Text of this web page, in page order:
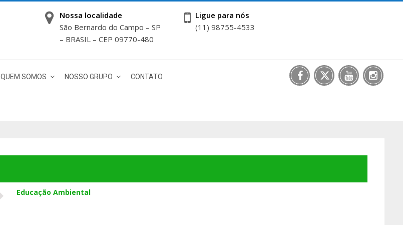
Nossa localidade
São Bernardo do Campo – SP
– BRASIL – CEP 09770-480
Ligue para nós
(11) 98755-4533
QUEM SOMOS NOSSO GRUPO CONTATO
Educação Ambiental